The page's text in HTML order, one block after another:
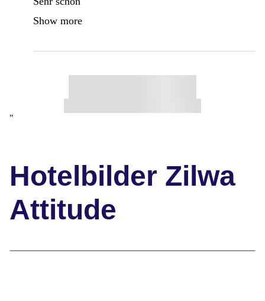
Show more
"
Hotelbilder Zilwa
Attitude